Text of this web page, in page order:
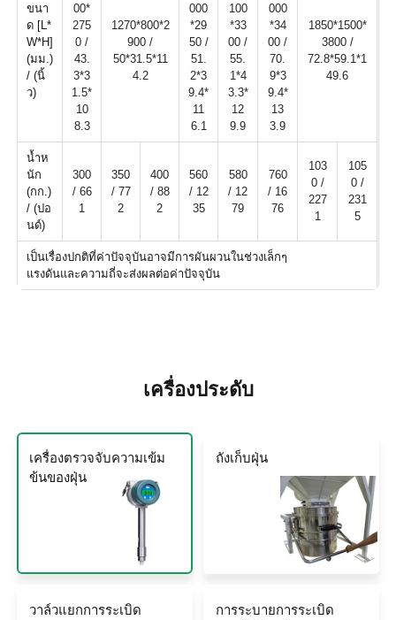
ขนา
ด [L*
W*H]
(มม.)
/ (นิ้
ว)
00*
275
0 /
43.
3*3
1.5*
10
8.3
1270*800*2
900 /
50*31.5*11
4.2
000
*29
50 /
51.
2*3
9.4*
11
6.1
100
*33
00 /
55.
1*4
3.3*
12
9.9
000
*34
00 /
70.
9*3
9.4*
13
3.9
1850*1500*
3800 /
72.8*59.1*1
49.6
น้ำห
นัก
(กก.)
/ (ปอ
นด์)
300
/ 66
1
350
/ 77
2
400
/ 88
2
560
/ 12
35
580
/ 12
79
760
/ 16
76
103
0 /
227
1
105
0 /
231
5
เป็นเรื่องปกติที่ค่าปัจจุบันอาจมีการผันผวนในช่วงเล็กๆ
แรงดันและความถี่จะส่งผลต่อค่าปัจจุบัน
เครื่องประดับ
เครื่องตรวจจับความเข้ม
ข้นของฝุ่น
ถังเก็บฝุ่น
วาล์วแยกการระเบิด
การระบายการระเบิด